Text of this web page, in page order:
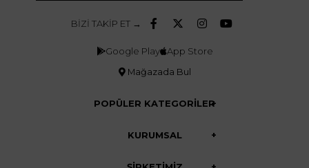
BİZİ TAKİP ET →
Google Play App Store
Mağazada Bul
POPÜLER KATEGORİLER
KURUMSAL